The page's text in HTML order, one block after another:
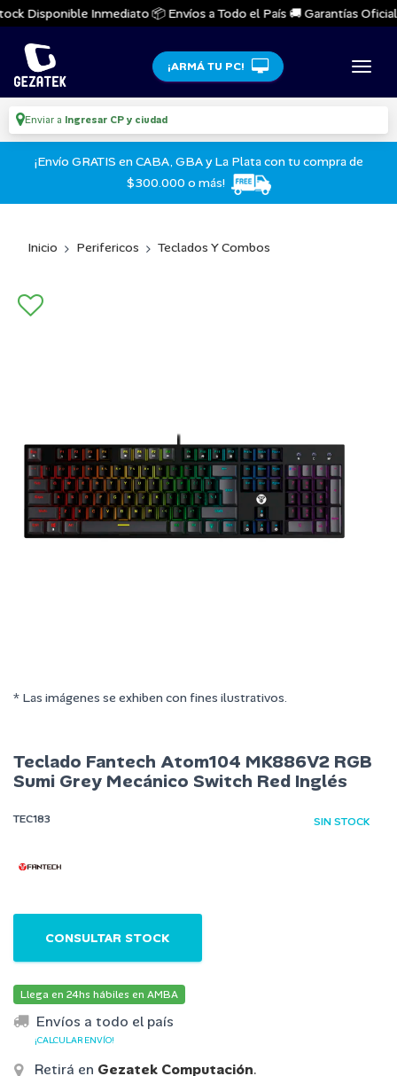
Disponible Inmediato 📦 Envíos a Todo el País 🚚 Garantías
¡ARMÁ TU PC!
Enviar a Ingresar CP y ciudad
¡Envío GRATIS en CABA, GBA y La Plata con tu compra de
$300.000 o más!
Inicio Perifericos Teclados Y Combos
* Las imágenes se exhiben con fines ilustrativos.
Teclado Fantech Atom104 MK886V2 RGB
Sumi Grey Mecánico Switch Red Inglés
TEC183 SIN STOCK
CONSULTAR STOCK
Llega en 24hs hábiles en AMBA
Envíos a todo el país
¡CALCULAR ENVÍO!
Retirá en Gezatek Computación.